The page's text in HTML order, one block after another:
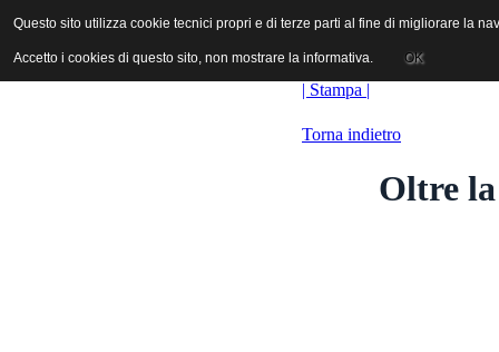
ANICA | Associazione Nazionale Industrie Cinematografiche
| Stampa |
Torna indietro
Oltre
Questo sito utilizza cookie tecnici propri e di terze parti al fine di migliorare la
Accetto i cookies di questo sito, non mostrare la informativa. OK
Questo sito utilizza cookie tecnici propri e di terze parti al fine di migliorare la
Accetto i cookies di questo sito, non mostrare la informativa. OK